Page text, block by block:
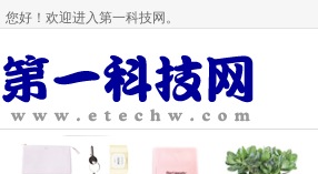
您好！欢迎进入第一科技网。